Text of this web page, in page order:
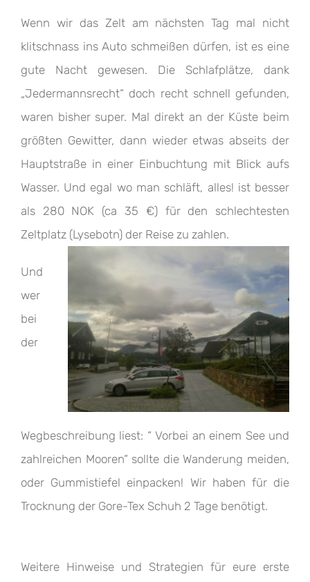
Wenn wir das Zelt am nächsten Tag mal nicht
klitschnass ins Auto schmeißen dürfen, ist es eine
gute Nacht gewesen. Die Schlafplätze, dank
„Jedermannsrecht“ doch recht schnell gefunden,
waren bisher super. Mal direkt an der Küste beim
größten Gewitter, dann wieder etwas abseits der
Hauptstraße in einer Einbuchtung mit Blick aufs
Wasser. Und egal wo man schläft, alles! ist besser
als 280 NOK (ca 35 €) für den schlechtesten
Zeltplatz (Lysebotn) der Reise zu zahlen.
Und
wer
bei
der
Wegbeschreibung liest: “ Vorbei an einem See und
zahlreichen Mooren“ sollte die Wanderung meiden,
oder Gummistiefel einpacken! Wir haben für die
Trocknung der Gore-Tex Schuh 2 Tage benötigt.
Weitere Hinweise und Strategien für eure erste